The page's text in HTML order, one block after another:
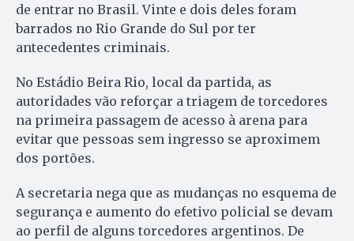
de entrar no Brasil. Vinte e dois deles foram
barrados no Rio Grande do Sul por ter
antecedentes criminais.
No Estádio Beira Rio, local da partida, as
autoridades vão reforçar a triagem de torcedores
na primeira passagem de acesso à arena para
evitar que pessoas sem ingresso se aproximem
dos portões.
A secretaria nega que as mudanças no esquema de
segurança e aumento do efetivo policial se devam
ao perfil de alguns torcedores argentinos. De